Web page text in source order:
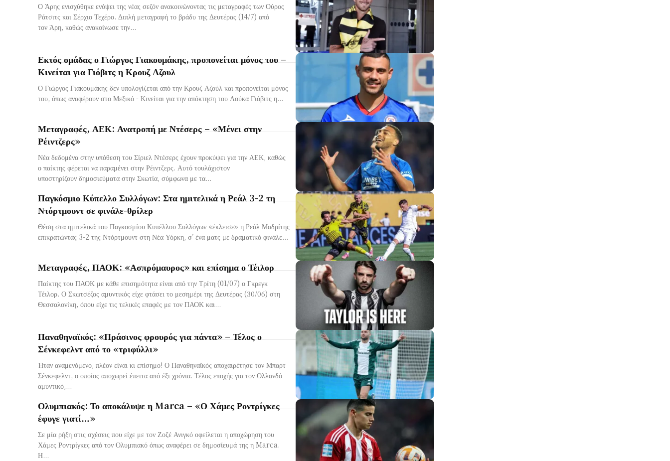
Ο Άρης ενισχύθηκε ενόψει της νέας σεζόν ανακοινώνοντας τις μεταγραφές των Ούρος
Ράτσιτς και Σέρχιο Τεχέρο. Διπλή μεταγραφή το βράδυ της Δευτέρας (14/7) από
τον Άρη, καθώς ανακοίνωσε την...
Εκτός ομάδας ο Γιώργος Γιακουμάκης, προπονείται μόνος του –
Κινείται για Γιόβιτς η Κρουζ Αζουλ
Ο Γιώργος Γιακουμάκης δεν υπολογίζεται από την Κρουζ Αζούλ και προπονείται μόνος
του, όπως αναφέρουν στο Μεξικό - Κινείται για την απόκτηση του Λούκα Γιόβιτς η...
Μεταγραφές, ΑΕΚ: Ανατροπή με Ντέσερς – «Μένει στην
Ρέιντζερς»
Νέα δεδομένα στην υπόθεση του Σίριελ Ντέσερς έχουν προκύψει για την ΑΕΚ, καθώς
ο παίκτης φέρεται να παραμένει στην Ρέιντζερς. Αυτό τουλάχιστον
υποστηρίζουν δημοσιεύματα στην Σκωτία, σύμφωνα με τα...
Παγκόσμιο Κύπελλο Συλλόγων: Στα ημιτελικά η Ρεάλ 3-2 τη
Ντόρτμουντ σε φινάλε-θρίλερ
Θέση στα ημιτελικά του Παγκοσμίου Κυπέλλου Συλλόγων «έκλεισε» η Ρεάλ Μαδρίτης
επικρατώντας 3-2 της Ντόρτμουντ στη Νέα Υόρκη, σ’ ένα ματς με δραματικό φινάλε...
Μεταγραφές, ΠΑΟΚ: «Ασπρόμαυρος» και επίσημα ο Τέιλορ
Παίκτης του ΠΑΟΚ με κάθε επισημότητα είναι από την Τρίτη (01/07) ο Γκρεγκ
Τέιλορ. Ο Σκωτσέζος αμυντικός είχε φτάσει το μεσημέρι της Δευτέρας (30/06) στη
Θεσσαλονίκη, όπου είχε τις τελικές επαφές με τον ΠΑΟΚ και...
Παναθηναϊκός: «Πράσινος φρουρός για πάντα» – Τέλος ο
Σένκεφελντ από το «τριφύλλι»
Ήταν αναμενόμενο, πλέον είναι κι επίσημο! Ο Παναθηναϊκός αποχαιρέτησε τον Μπαρτ
Σένκεφελντ, ο οποίος αποχωρεί έπειτα από έξι χρόνια. Τέλος εποχής για τον Ολλανδό
αμυντικό,...
Ολυμπιακός: Το αποκάλυψε η Marca – «Ο Χάμες Ροντρίγκες
έφυγε γιατί…»
Σε μία ρήξη στις σχέσεις που είχε με τον Ζοζέ Ανιγκό οφείλεται η αποχώρηση του
Χάμες Ροντρίγκες από τον Ολυμπιακό όπως αναφέρει σε δημοσίευμά της η Marca.
Η...